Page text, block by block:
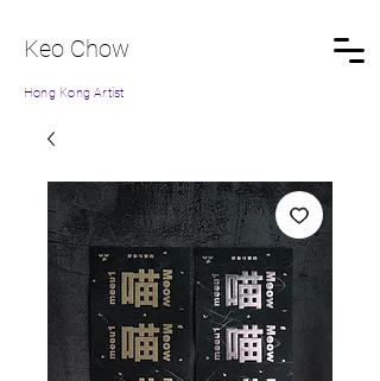
Keo Chow
Hong Kong Artist